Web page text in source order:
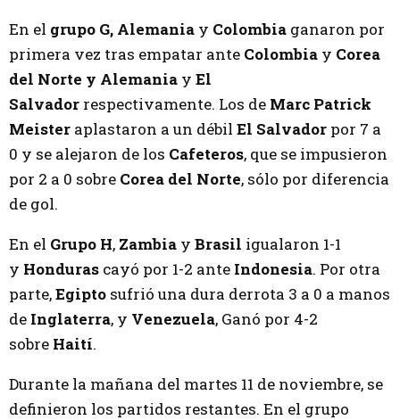
En el grupo G, Alemania y Colombia ganaron por
primera vez tras empatar ante Colombia y Corea
del Norte y Alemania y El
Salvador respectivamente. Los de Marc Patrick
Meister aplastaron a un débil El Salvador por 7 a
0 y se alejaron de los Cafeteros, que se impusieron
por 2 a 0 sobre Corea del Norte, sólo por diferencia
de gol.
En el Grupo H, Zambia y Brasil igualaron 1-1
y Honduras cayó por 1-2 ante Indonesia. Por otra
parte,Egipto sufrió una dura derrota 3 a 0 a manos
de Inglaterra, y Venezuela, Ganó por 4-2
sobre Haití.
Durante la mañana del martes 11 de noviembre, se
definieron los partidos restantes. En el grupo